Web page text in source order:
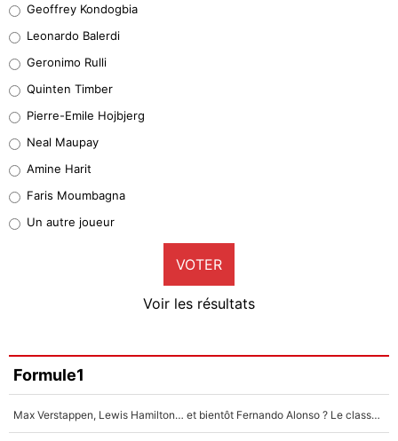
38%
32%
5%
1%
9%
Faris Moumbagna
4%
Un autre joueur
Geoffrey Kondogbia
Leonardo Balerdi
Geronimo Rulli
Quinten Timber
Pierre-Emile Hojbjerg
Neal Maupay
Amine Harit
Faris Moumbagna
Un autre joueur
VOTER
Voir les résultats
Formule1
Max Verstappen, Lewis Hamilton… et bientôt Fernando Alonso ? Le classement des pilotes les mieux payés en Formule 1 risque de changer !